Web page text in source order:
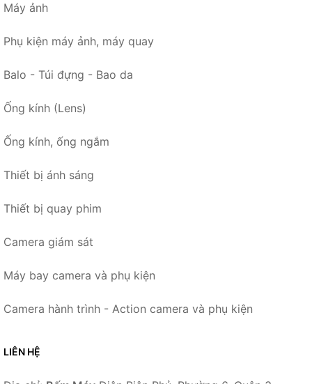
Máy ảnh
Phụ kiện máy ảnh, máy quay
Balo - Túi đựng - Bao da
Ống kính (Lens)
Ống kính, ống ngắm
Thiết bị ánh sáng
Thiết bị quay phim
Camera giám sát
Máy bay camera và phụ kiện
Camera hành trình - Action camera và phụ kiện
LIÊN HỆ